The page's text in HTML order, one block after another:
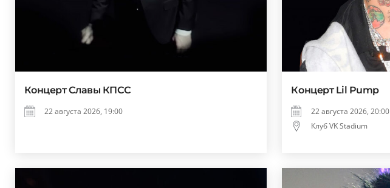
Концерт Славы КПСС
22 августа 2026, 19:00
Концерт Lil Pump
22 августа 2026, 20:00
Клуб VK Stadium